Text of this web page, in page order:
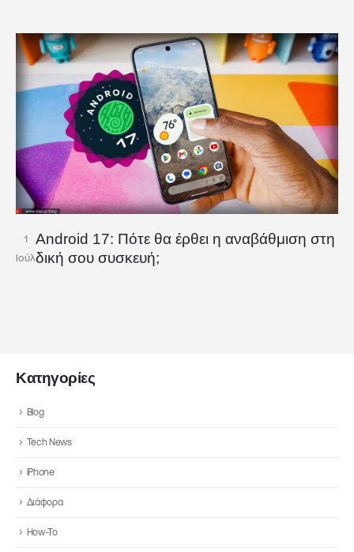
1
Ιούλ
Android 17: Πότε θα έρθει η αναβάθμιση στη
δική σου συσκευή;
Κατηγορίες
Blog
Tech News
iPhone
Διάφορα
How-To